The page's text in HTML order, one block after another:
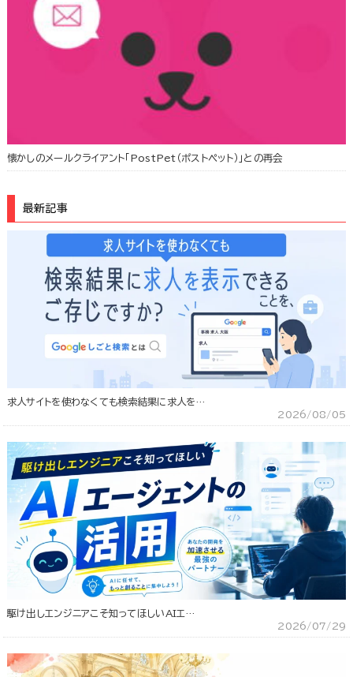
懐かしのメールクライアント「PostPet（ポストペット）」との再会
最新記事
求人サイトを使わなくても検索結果に求人を…
2026/08/05
駆け出しエンジニアこそ知ってほしいAIエ…
2026/07/29